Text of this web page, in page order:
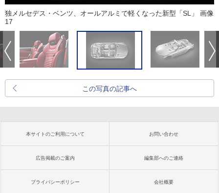
独メルセデス・ベンツ、オールアルミで軽くなった新型「SL」 画像
17
この写真の記事へ
本サイトのご利用について お問い合わせ
広告掲載のご案内 編集部へのご連絡
プライバシーポリシー 会社概要